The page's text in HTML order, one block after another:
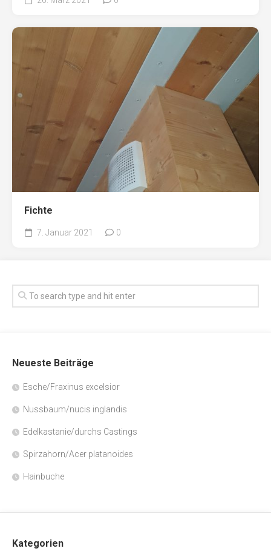
Fichte
7. Januar 2021 0
Neueste Beiträge
Esche/Fraxinus excelsior
Nussbaum/nucis inglandis
Edelkastanie/durchs Castings
Spirzahorn/Acer platanoides
Hainbuche
Kategorien